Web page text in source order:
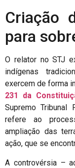
Criação
para
O relator no STJ
indígenas
exercem de forma
231 da
Supremo Tribunal
refere ao
ampliação das
ação, que se
A controvérsia –